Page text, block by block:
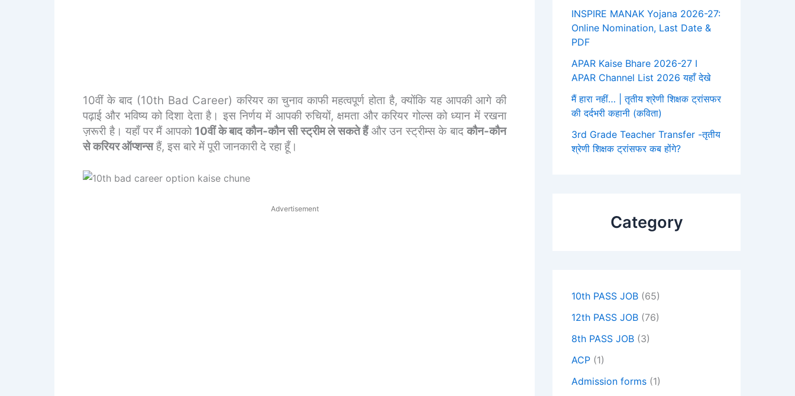
10वीं के बाद (10th Bad Career) करियर का चुनाव काफी महत्वपूर्ण होता है, क्योंकि यह आपकी आगे की
पढ़ाई और भविष्य को दिशा देता है। इस निर्णय में आपकी रुचियों, क्षमता और करियर गोल्स को ध्यान में रखना
ज़रूरी है। यहाँ पर मैं आपको 10वीं के बाद कौन-कौन सी स्ट्रीम ले सकते हैंऔर उन स्ट्रीम्स के बादकौन-कौन
से करियर ऑप्शन्सहैं, इस बारे में पूरी जानकारी दे रहा हूँ।
Advertisement
INSPIRE MANAK Yojana 2026-27:
Online Nomination, Last Date &
PDF
APAR Kaise Bhare 2026-27 I
APAR Channel List 2026 यहाँ देखे
मैं हारा नहीं… | तृतीय श्रेणी शिक्षक ट्रांसफर
की दर्दभरी कहानी (कविता)
3rd Grade Teacher Transfer -तृतीय
श्रेणी शिक्षक ट्रांसफर कब होंगे?
Category
10th PASS JOB (65)
12th PASS JOB (76)
8th PASS JOB (3)
ACP (1)
Admission forms (1)